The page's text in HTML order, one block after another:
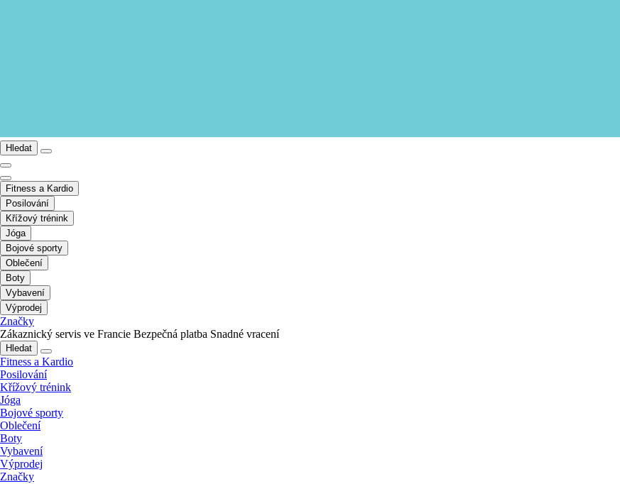
Hledat
Fitness a Kardio
Posilování
Křížový trénink
Jóga
Bojové sporty
Oblečení
Boty
Vybavení
Výprodej
Značky
Zákaznický servis ve Francie Bezpečná platba Snadné vracení
Hledat
Fitness a Kardio
Posilování
Křížový trénink
Jóga
Bojové sporty
Oblečení
Boty
Vybavení
Výprodej
Značky